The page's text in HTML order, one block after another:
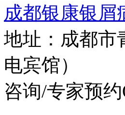
成都银康银屑
地址：成都市
电宾馆）
咨询/专家预约